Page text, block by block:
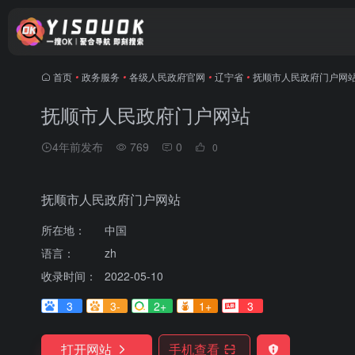
首页 • 政务服务 • 各级人民政府官网 • 辽宁省 • 抚顺市人民政府门户网
抚顺市人民政府门户网站
4年前发布 769 0 0
抚顺市人民政府门户网站
所在地：
中国
语言：
zh
收录时间：
2022-05-10
3
3- 2+ 1+ 3
打开网站 手机查看